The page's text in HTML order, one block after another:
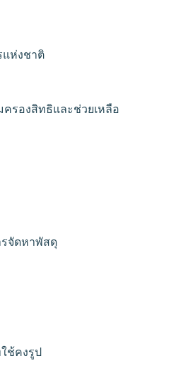
แห่งชาติ
รองสิทธิและช่วยเหลือ
จัดหาพัสดุ
ช้คงรูป